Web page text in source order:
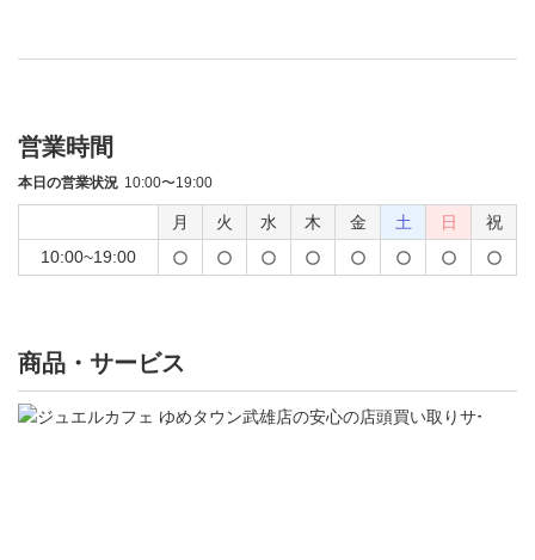
営業時間
本日の営業状況 10:00〜19:00
月 火 水 木 金 土 日
祝
10:00~19:00
商品・サービス